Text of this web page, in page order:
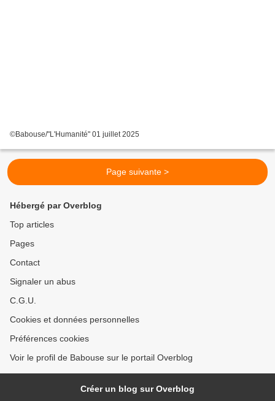
©Babouse/"L'Humanité" 01 juillet 2025
Page suivante >
Hébergé par Overblog
Top articles
Pages
Contact
Signaler un abus
C.G.U.
Cookies et données personnelles
Préférences cookies
Voir le profil de Babouse sur le portail Overblog
Créer un blog sur Overblog